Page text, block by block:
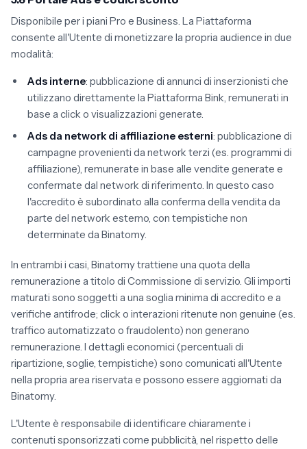
Disponibile per i piani Pro e Business. La Piattaforma
consente all'Utente di monetizzare la propria audience in due
modalità:
Ads interne: pubblicazione di annunci di inserzionisti che
utilizzano direttamente la Piattaforma Bink, remunerati in
base a click o visualizzazioni generate.
Ads da network di affiliazione esterni: pubblicazione di
campagne provenienti da network terzi (es. programmi di
affiliazione), remunerate in base alle vendite generate e
confermate dal network di riferimento. In questo caso
l'accredito è subordinato alla conferma della vendita da
parte del network esterno, con tempistiche non
determinate da Binatomy.
In entrambi i casi, Binatomy trattiene una quota della
remunerazione a titolo di Commissione di servizio. Gli importi
maturati sono soggetti a una soglia minima di accredito e a
verifiche antifrode; click o interazioni ritenute non genuine (es.
traffico automatizzato o fraudolento) non generano
remunerazione. I dettagli economici (percentuali di
ripartizione, soglie, tempistiche) sono comunicati all'Utente
nella propria area riservata e possono essere aggiornati da
Binatomy.
L'Utente è responsabile di identificare chiaramente i
contenuti sponsorizzati come pubblicità, nel rispetto delle